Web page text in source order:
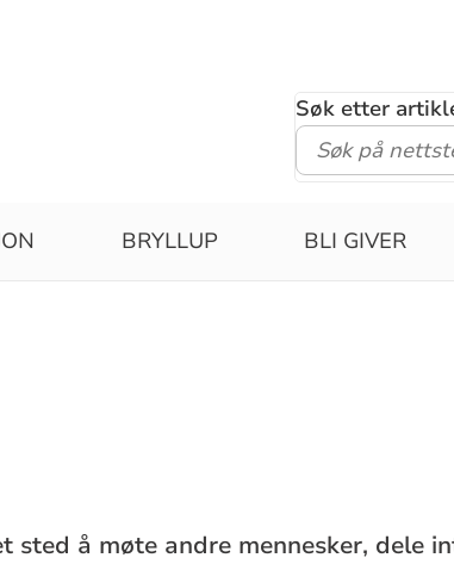
Søk etter
BRYLLUP BLI GIVER
å møte andre mennesker, dele